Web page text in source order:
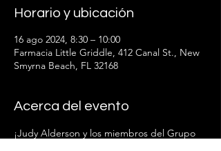
Horario y ubicación
16 ago 2024, 8:30 – 10:00
Farmacia Little Griddle, 412 Canal St., New
Smyrna Beach, FL 32168
Acerca del evento
¡Judy Alderson y los miembros del Grupo